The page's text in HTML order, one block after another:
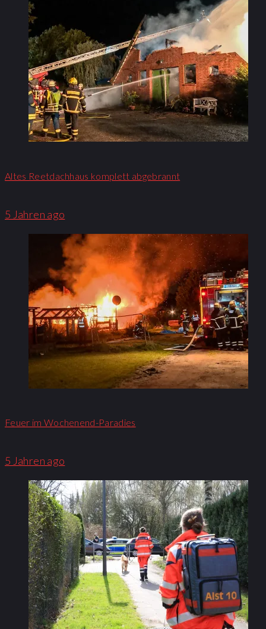
Altes Reetdachhaus komplett abgebrannt
5 Jahren ago
Feuer im Wochenend-Paradies
5 Jahren ago